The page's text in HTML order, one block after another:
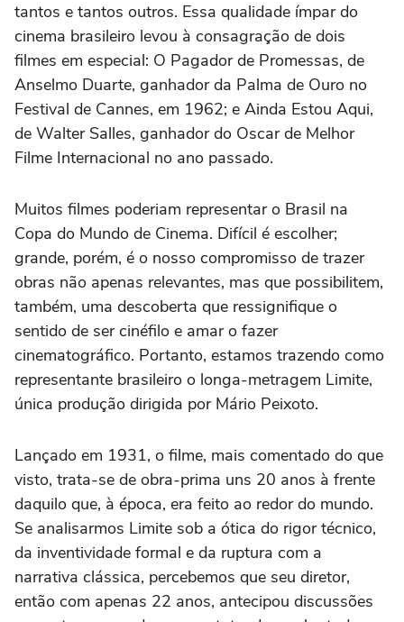
tantos e tantos outros. Essa qualidade ímpar do
cinema brasileiro levou à consagração de dois
filmes em especial: O Pagador de Promessas, de
Anselmo Duarte, ganhador da Palma de Ouro no
Festival de Cannes, em 1962; e Ainda Estou Aqui,
de Walter Salles, ganhador do Oscar de Melhor
Filme Internacional no ano passado.
Muitos filmes poderiam representar o Brasil na
Copa do Mundo de Cinema. Difícil é escolher;
grande, porém, é o nosso compromisso de trazer
obras não apenas relevantes, mas que possibilitem,
também, uma descoberta que ressignifique o
sentido de ser cinéfilo e amar o fazer
cinematográfico. Portanto, estamos trazendo como
representante brasileiro o longa-metragem Limite,
única produção dirigida por Mário Peixoto.
Lançado em 1931, o filme, mais comentado do que
visto, trata-se de obra-prima uns 20 anos à frente
daquilo que, à época, era feito ao redor do mundo.
Se analisarmos Limite sob a ótica do rigor técnico,
da inventividade formal e da ruptura com a
narrativa clássica, percebemos que seu diretor,
então com apenas 22 anos, antecipou discussões